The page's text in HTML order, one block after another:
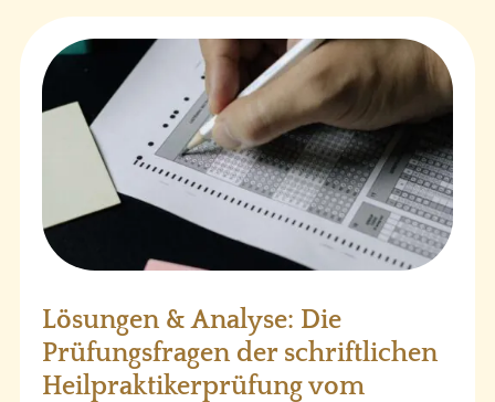
Lösungen & Analyse: Die
Prüfungsfragen der schriftlichen
Heilpraktikerprüfung vom